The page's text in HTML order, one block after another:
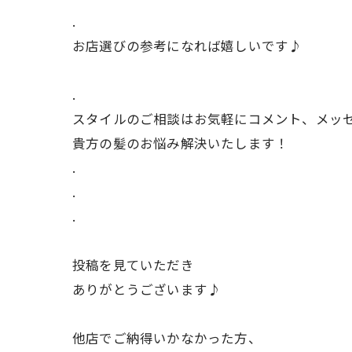
.
お店選びの参考になれば嬉しいです♪
.
スタイルのご相談はお気軽にコメント、メッ
貴方の髪のお悩み解決いたします！
.
.
.
投稿を見ていただき
ありがとうございます♪
他店でご納得いかなかった方、